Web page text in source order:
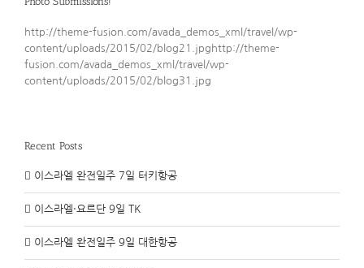
http://theme-fusion.com/avada_demos_xml/travel/wp-
content/uploads/2015/02/blog21.jpghttp://theme-
fusion.com/avada_demos_xml/travel/wp-
content/uploads/2015/02/blog31.jpg
Recent Posts
이스라엘 완전일주 7일 터키항공
이스라엘·요르단 9일 TK
이스라엘 완전일주 9일 대한항공